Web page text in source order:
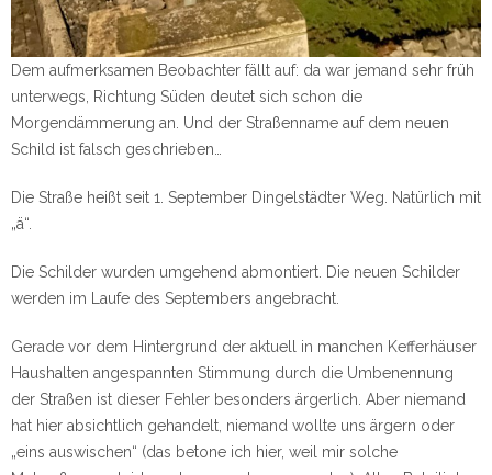
Dem aufmerksamen Beobachter fällt auf: da war jemand sehr früh
unterwegs, Richtung Süden deutet sich schon die
Morgendämmerung an. Und der Straßenname auf dem neuen
Schild ist falsch geschrieben…
Die Straße heißt seit 1. September Dingelstädter Weg. Natürlich mit
„ä“.
Die Schilder wurden umgehend abmontiert. Die neuen Schilder
werden im Laufe des Septembers angebracht.
Gerade vor dem Hintergrund der aktuell in manchen Kefferhäuser
Haushalten angespannten Stimmung durch die Umbenennung
der Straßen ist dieser Fehler besonders ärgerlich. Aber niemand
hat hier absichtlich gehandelt, niemand wollte uns ärgern oder
„eins auswischen“ (das betone ich hier, weil mir solche